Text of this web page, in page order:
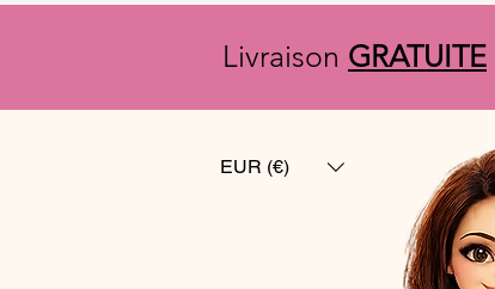
Livraison GRATUITE
EUR (€)